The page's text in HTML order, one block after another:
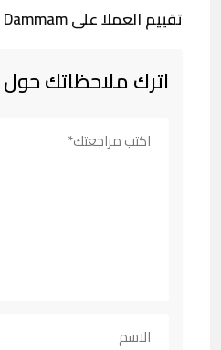
تقييم العملا على SHUMUA ALAMALCO, Dammam
اترك ملاحظاتك